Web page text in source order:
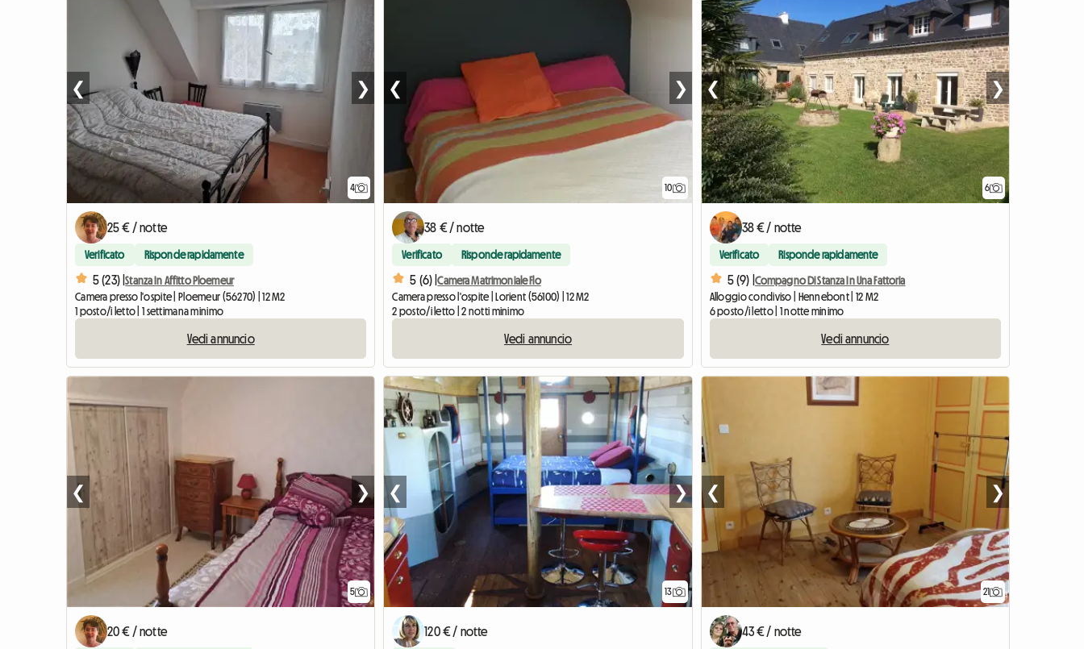
4
❮ ❯
25 € / notte
Verificato Risponde rapidamente
5 (23) |Stanza In Affitto Ploemeur
Camera presso l'ospite | Ploemeur (56270) | 12 M2
1 posto/i letto | 1 settimana minimo
Vedi annuncio
10
❮ ❯
38 € / notte
Verificato Risponde rapidamente
5 (6) |Camera Matrimoniale Flo
Camera presso l'ospite | Lorient (56100) | 12 M2
2 posto/i letto | 2 notti minimo
Vedi annuncio
6
❮ ❯
38 € / notte
Verificato Risponde rapidamente
5 (9) | Compagno Di Stanza In Una Fattoria
Alloggio condiviso | Hennebont | 12 M2
6 posto/i letto | 1 notte minimo
Vedi annuncio
5
❮ ❯
20 € / notte
13
❮ ❯
120 € / notte
21
❮ ❯
43 € / notte